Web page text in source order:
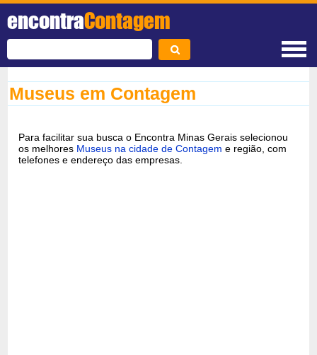
encontraContagem
Museus em Contagem
Para facilitar sua busca o Encontra Minas Gerais selecionou
os melhores Museus na cidade de Contagem e região, com
telefones e endereço das empresas.